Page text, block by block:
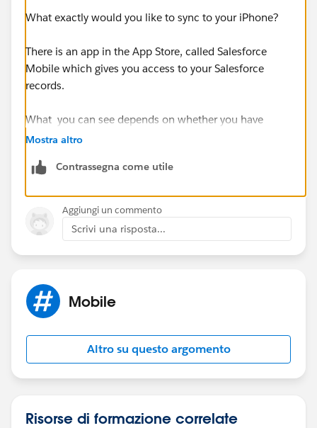
What exactly would you like to sync to your iPhone?
There is an app in the App Store, called Salesforce
Mobile which gives you access to your Salesforce
records.
What you can see depends on whether you have
Mobile or Mobile Lite... a full comparison is available
orcemobile/comparison/
Mostra altro
Contrassegna come utile
Aggiungi un commento
Scrivi una risposta...
Mobile
Altro su questo argomento
Risorse di formazione correlate